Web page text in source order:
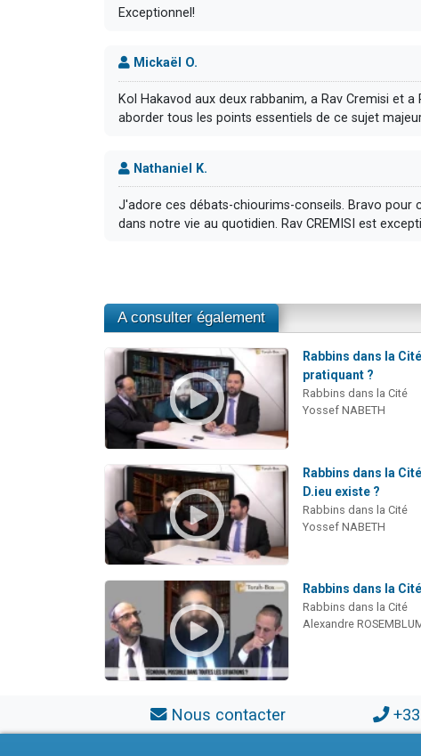
Exceptionnel!
Mickaël O.
Kol Hakavod aux deux rabbanim, a Rav Cremisi et
aborder tous les points essentiels de ce sujet
Nathaniel K.
J'adore ces débats-chiourims-conseils. Bravo
dans notre vie au quotidien. Rav CREMISI est
A consulter également
Rabbins dans la
pratiquant ?
Rabbins dans la Cité
Yossef NABETH
Rabbins dans la
D.ieu existe ?
Rabbins dans la Cité
Yossef NABETH
Rabbins dans la
Rabbins dans la Cité
Alexandre
Nous contacter